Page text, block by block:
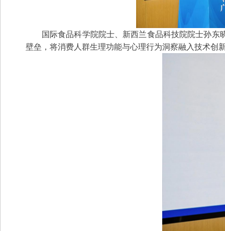
国际食品科学院院士、新西兰食品科技院院士孙
壁垒，将消费人群生理功能与心理行为洞察融入技术创